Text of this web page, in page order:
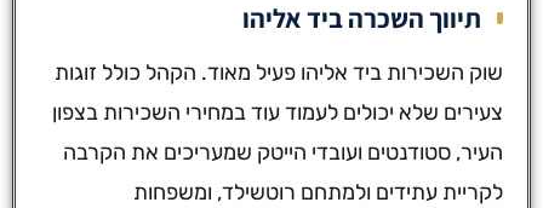
תיווך השכרה ביד אליהו
שוק השכירות ביד אליהו פעיל מאוד. הקהל כולל זוגות
צעירים שלא יכולים לעמוד עוד במחירי השכירות בצפון
העיר, סטודנטים ועובדי הייטק שמעריכים את הקרבה
לקריית עתידים ולמתחם רוטשילד, ומשפחות